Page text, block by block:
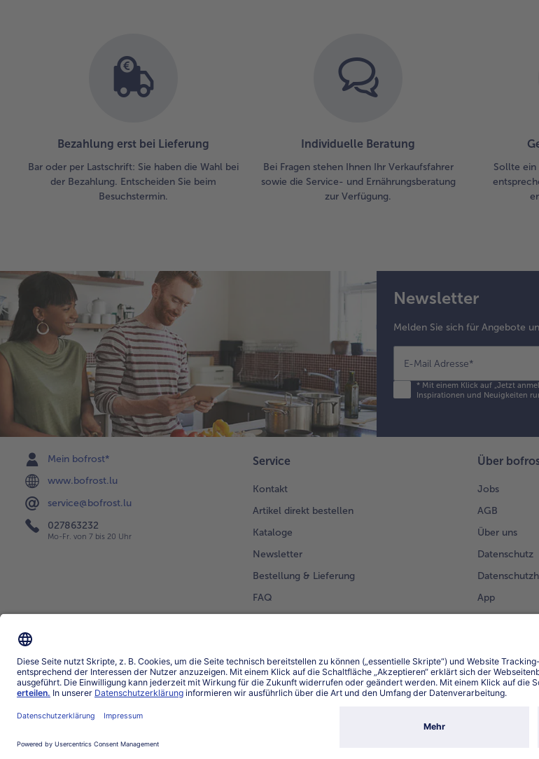
Bezahlung erst bei Lieferung
Bar oder per Lastschrift: Sie haben die Wahl bei
der Bezahlung. Entscheiden Sie beim
Besuchstermin.
Individuelle Beratung
Bei Fragen stehen Ihnen Ihr Verkaufsfahrer
sowie die Service- und Ernährungsberatung
zur Verfügung.
Sollte ein
Newsletter
Melden Sie sich für Angebote
E-Mail Adresse*
*Mit einem Klick auf „Jetzt
Inspirationen und Neuigkeiten
Mein bofrost*
www.bofrost.lu
service@bofrost.lu
027863232
Mo-Fr. von 7 bis 20 Uhr
Service
Kontakt
Artikel direkt bestellen
Kataloge
Newsletter
Bestellung & Lieferung
FAQ
Über
Jobs
AGB
Über uns
Datenschutz
App